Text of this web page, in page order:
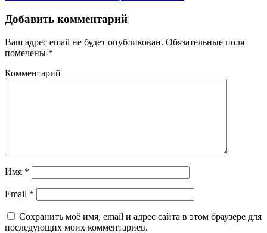
Добавить комментарий
Ваш адрес email не будет опубликован. Обязательные поля
помечены *
Комментарий
Имя *
Email *
Сохранить моё имя, email и адрес сайта в этом браузере для
последующих моих комментариев.